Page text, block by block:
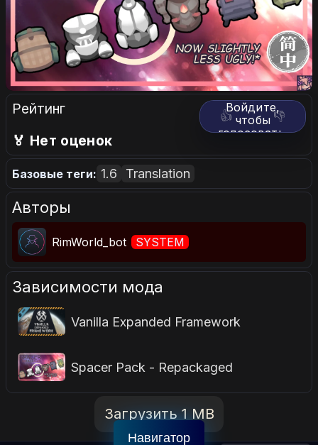
Рейтинг 👍 👎
Войдите,
чтобы
голосовать.
🏅 Нет оценок
Базовые теги: 1.6 Translation
Авторы
RimWorld_bot SYSTEM
Зависимости мода
Vanilla Expanded Framework
Spacer Pack - Repackaged
Загрузить 1 MB
Навигатор